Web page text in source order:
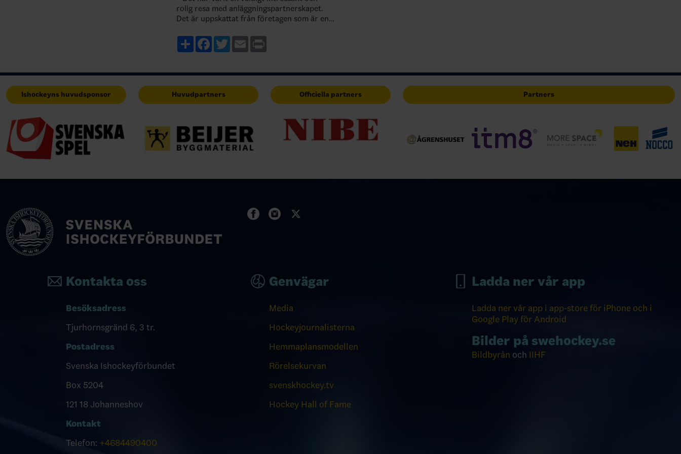
rolig resa med anläggningspartnerskapet.
Det är uppskattat från företagen som är en
kommersiella aktörer och besluts…
ShareFacebook
TwitterEmail
Ishockeyns huvudsponsor Huvudpartners Officiella partners Partners
Kontakta oss
Besöksadress
Tjurhornsgränd 6, 3 tr.
Postadress
Svenska Ishockeyförbundet
Box 5204
121 18 Johanneshov
Kontakt
Telefon: +4684490400
Genvägar
Media
Hockeyjournalisterna
Hemmaplansmodellen
Rörelsekurvan
svenskhockey.tv
Hockey Hall of Fame
Ladda ner vår app
Ladda ner vår app i app-store för iPhone och i
Google Play för Android
Bilder på swehockey.se
Bildbyrån och IIHF